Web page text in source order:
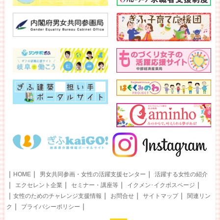
｜ HOME ｜ 男女共同参画・女性の活躍支援センター ｜ 活躍する女性の紹介
｜ エクセレント企業 ｜ セミナー・講座等 ｜ イクメン･イクボスページ ｜
｜女性のためのチャレンジ支援情報 ｜ お問合せ ｜ サイトマップ｜
関連リン
ク ｜ プライバシーポリシー ｜